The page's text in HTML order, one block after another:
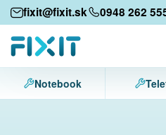
fixit@fixit.sk 0948 262
Mobilné zariadenia
Mobilné telefóny
Tablety
Notebook